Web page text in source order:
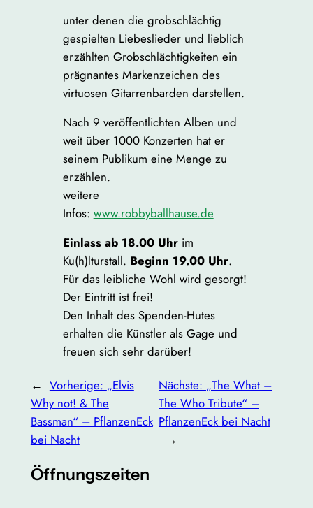
unter denen die grobschlächtig
gespielten Liebeslieder und lieblich
erzählten Grobschlächtigkeiten ein
prägnantes Markenzeichen des
virtuosen Gitarrenbarden darstellen.
Nach 9 veröffentlichten Alben und
weit über 1000 Konzerten hat er
seinem Publikum eine Menge zu
erzählen.
weitere
Infos: www.robbyballhause.de
Einlass ab 18.00 Uhrim
Ku(h)lturstall. Beginn 19.00 Uhr.
Für das leibliche Wohl wird gesorgt!
Der Eintritt ist frei!
Den Inhalt des Spenden-Hutes
erhalten die Künstler als Gage und
freuen sich sehr darüber!
← Vorherige: „Elvis
Why not! & The
Bassman“ – PflanzenEck
bei Nacht
Nächste: „The What –
The Who Tribute“ –
PflanzenEck bei Nacht
→
Öffnungszeiten